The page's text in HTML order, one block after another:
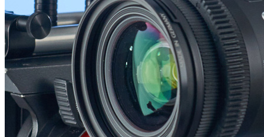
Anerkennung für innovative Suizidpräventionsarbeit: JVA
Köln ausgezeichnet
14.07.2026
Justiz der Zukunft gemeinsam gestalten: Minister Limbach
zieht positive Bilanz des Projekts Zukunftswerkstatt Justiz
Nordrhein-Westfalen
01.07.2026
Newsletter Juli 2026
30.06.2026
288 Anwärterinnen und Anwärter des Jahrgangs 2024/2026
der Justizvollzugsschule NRW geehrt
30.06.2026
RechtSpecial - Schiedsleute helfen Streit schlichten!